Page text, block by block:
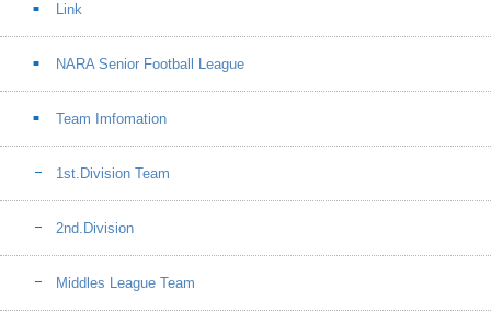
Link
NARA Senior Football League
Team Imfomation
1st.Division Team
2nd.Division
Middles League Team